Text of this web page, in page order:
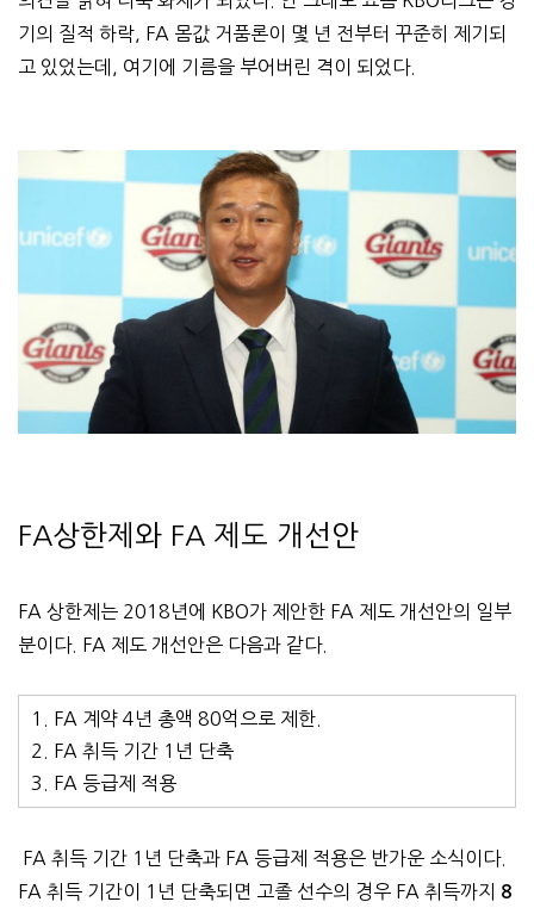
기의 질적 하락, FA 몸값 거품론이 몇 년 전부터 꾸준히 제기되
고 있었는데, 여기에 기름을 부어버린 격이 되었다.
FA상한제와 FA 제도 개선안
FA 상한제는 2018년에 KBO가 제안한 FA 제도 개선안의 일부
분이다. FA 제도 개선안은 다음과 같다.
1. FA 계약 4년 총액 80억으로 제한.
2. FA 취득 기간 1년 단축
3. FA 등급제 적용
FA 취득 기간 1년 단축과 FA 등급제 적용은 반가운 소식이다.
FA 취득 기간이 1년 단축되면 고졸 선수의 경우 FA 취득까지 8